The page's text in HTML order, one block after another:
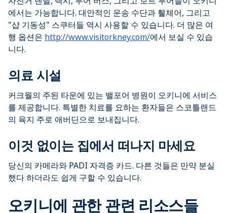
에서는 가능합니다. 대안적인 운송 수단과 휄체어, 그리고
"샵 기동성" 스쿠터들 역시 사용할 수 있습니다. 더 많은 여
행 옵션은 http://www.visitorkney.com/에서 보실 수 있습
니다.
의료 시설
커크월의 주된 타운에 있는 밸포어 병원이 오키니에 서비스
를 제공합니다. 특별한 치료를 요하는 환자들은 스코틀랜드
의 육지 주로 애버딘으로 보내집니다.
이것 없이는 집에서 떠나지 마세요
당신의 카메라와 PADI 자격증 카드. 다른 것들은 만약 분실
했다 하더라도 쉽게 구할 수 있습니다.
오키니에 관한 관련 리소스들